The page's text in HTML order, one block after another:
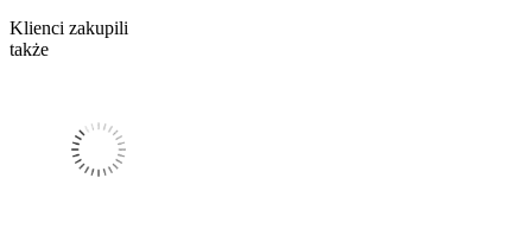
Klienci zakupili
także